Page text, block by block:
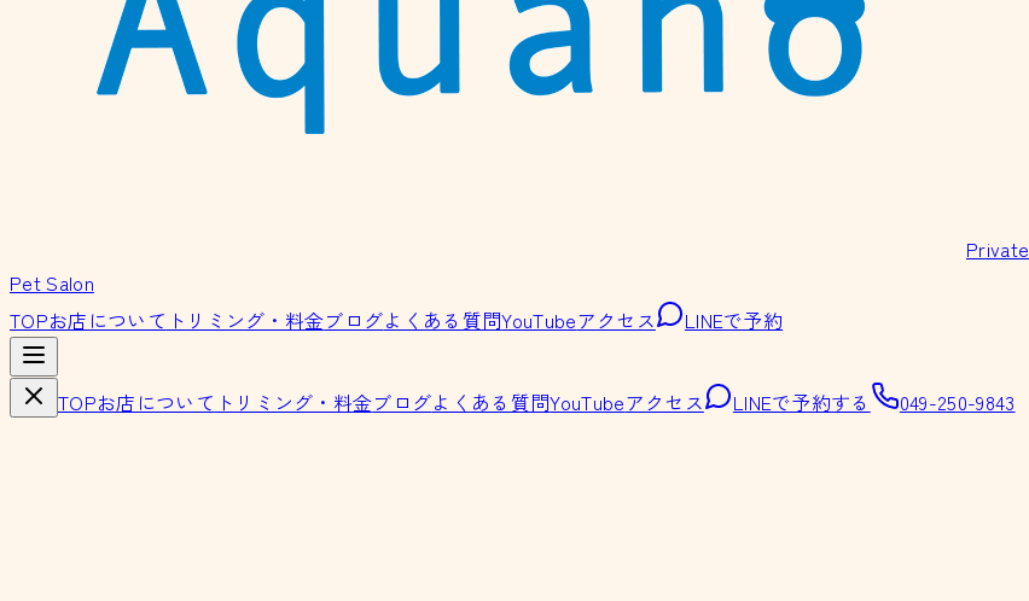
Private
Pet Salon
TOPお店について トリミング・料金ブログよくある質問YouTubeアクセス LINEで予約
TOPお店について トリミング・料金ブログよくある質問YouTubeアクセス LINEで予約する 049-250-9843